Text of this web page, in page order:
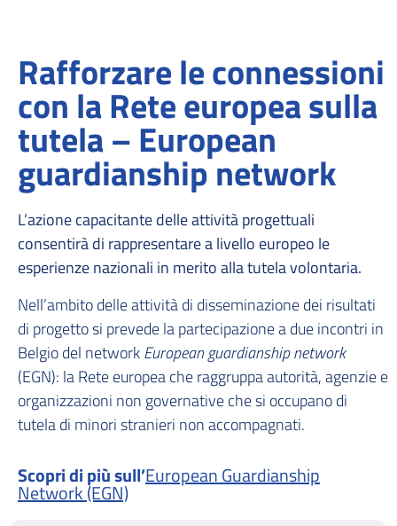
Rafforzare le connessioni
con la Rete europea sulla
tutela – European
guardianship network
L’azione capacitante delle attività progettuali
consentirà di rappresentare a livello europeo le
esperienze nazionali in merito alla tutela volontaria.
Nell’ambito delle attività di disseminazione dei risultati
di progetto si prevede la partecipazione a due incontri in
Belgio del networkEuropean guardianship network
(EGN): la Rete europea che raggruppa autorità, agenzie e
organizzazioni non governative che si occupano di
tutela di minori stranieri non accompagnati.
Scopri di più sull’European Guardianship
Network (EGN)